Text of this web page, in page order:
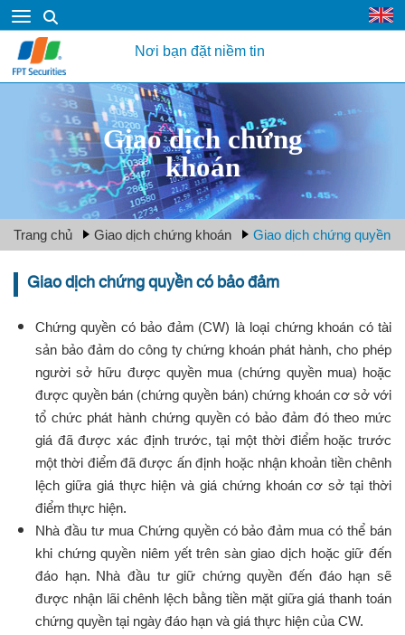
Nơi bạn đặt niềm tin
Giao dịch chứng
khoán
Trang chủ Giao dịch chứng khoán Giao dịch chứng quyền
Giao dịch chứng quyền có bảo đảm
Chứng quyền có bảo đảm (CW) là loại chứng khoán có tài
sản bảo đảm do công ty chứng khoán phát hành, cho phép
người sở hữu được quyền mua (chứng quyền mua) hoặc
được quyền bán (chứng quyền bán) chứng khoán cơ sở với
tổ chức phát hành chứng quyền có bảo đảm đó theo mức
giá đã được xác định trước, tại một thời điểm hoặc trước
một thời điểm đã được ấn định hoặc nhận khoản tiền chênh
lệch giữa giá thực hiện và giá chứng khoán cơ sở tại thời
điểm thực hiện.
Nhà đầu tư mua Chứng quyền có bảo đảm mua có thể bán
khi chứng quyền niêm yết trên sàn giao dịch hoặc giữ đến
đáo hạn. Nhà đầu tư giữ chứng quyền đến đáo hạn sẽ
được nhận lãi chênh lệch bằng tiền mặt giữa giá thanh toán
chứng quyền tại ngày đáo hạn và giá thực hiện của CW.